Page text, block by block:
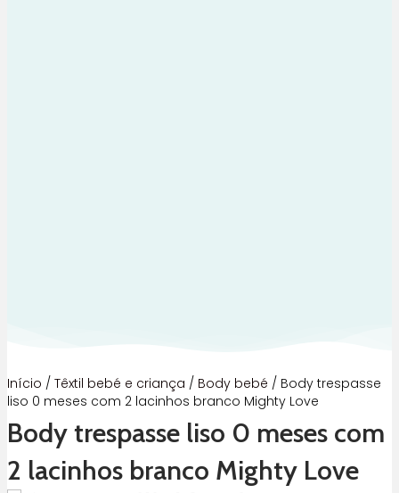
Início / Têxtil bebé e criança / Body bebé / Body trespasse
liso 0 meses com 2 lacinhos branco Mighty Love
Body trespasse liso 0 meses com
2 lacinhos branco Mighty Love